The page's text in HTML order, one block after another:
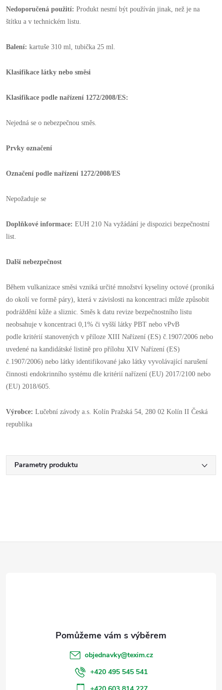
Nedoporučená použití: Produkt nesmí být používán jinak, než je na
štítku a v technickém listu.
Balení: kartuše 310 ml, tubička 25 ml.
Klasifikace látky nebo směsi
Klasifikace podle nařízení 1272/2008/ES:
Nejedná se o nebezpečnou směs.
Prvky označení
Označení podle nařízení 1272/2008/ES
Nepožaduje se
Doplňkové informace: EUH 210 Na vyžádání je dispozici bezpečnostní
list.
Další nebezpečnost
Během vulkanizace směsi vzniká určité množství kyseliny octové (proniká
do okolí ve formě páry), která v závislosti na koncentraci může způsobit
podráždění kůže a sliznic. Směs k datu revize bezpečnostního listu
neobsahuje v koncentraci 0,1% či vyšší látky PBT nebo vPvB
podle kritérií stanovených v příloze XIII Nařízení (ES) č.1907/2006 nebo
uvedené na kandidátské listině pro přílohu XIV Nařízení (ES)
č.1907/2006) nebo látky identifikované jako látky vyvolávající narušení
činnosti endokrinního systému dle kritérií nařízení (EU) 2017/2100 nebo
(EU) 2018/605.
Výrobce: Lučební závody a.s. Kolín Pražská 54, 280 02 Kolín II Česká
republika
Parametry produktu
objednavky@texim.cz
+420 495 545 541